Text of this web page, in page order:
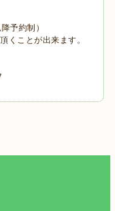
予約制）
くことが出来ます。